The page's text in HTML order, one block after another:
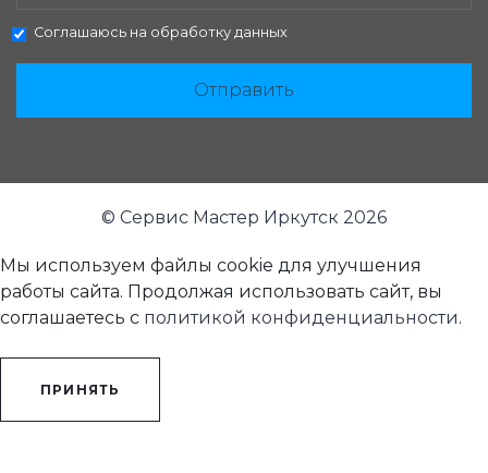
Соглашаюсь на обработку данных
Отправить
© Сервис Мастер Иркутск 2026
Мы используем файлы cookie для улучшения
работы сайта. Продолжая использовать сайт, вы
соглашаетесь с политикой конфиденциальности.
ПРИНЯТЬ